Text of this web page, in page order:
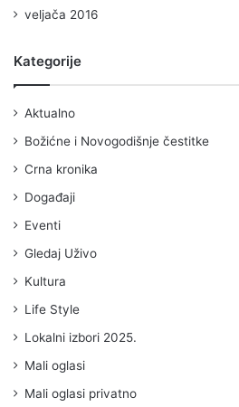
veljača 2016
Kategorije
Aktualno
Božićne i Novogodišnje čestitke
Crna kronika
Događaji
Eventi
Gledaj Uživo
Kultura
Life Style
Lokalni izbori 2025.
Mali oglasi
Mali oglasi privatno